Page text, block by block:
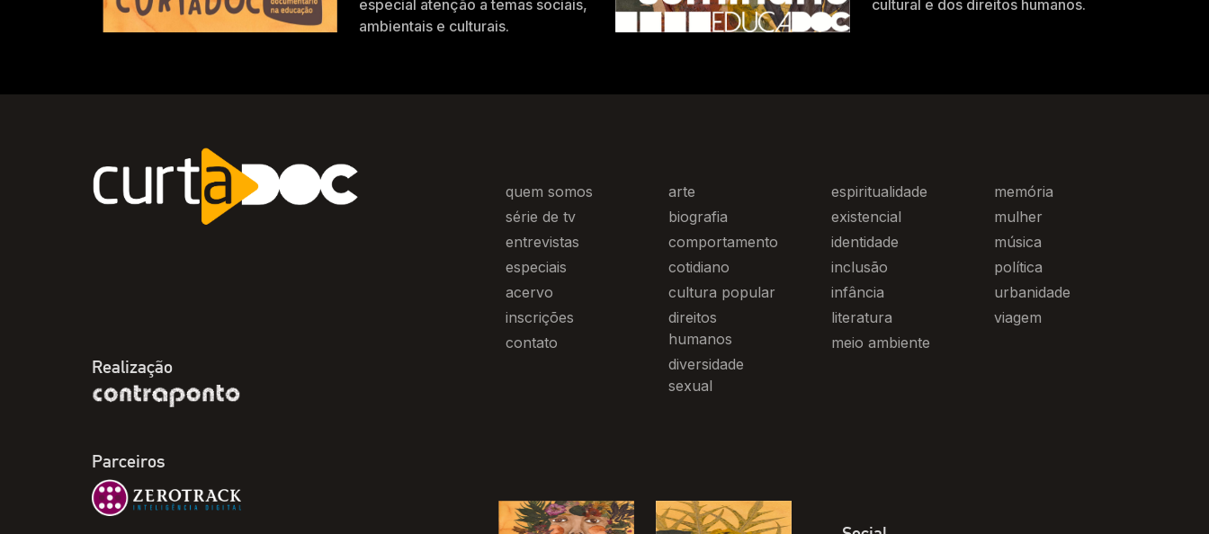
especial atenção a temas sociais,
ambientais e culturais.
cultural e dos direitos humanos.
Realização
Parceiros
quem somos
série de tv
entrevistas
especiais
acervo
inscrições
contato
arte
biografia
comportamento
cotidiano
cultura popular
direitos
humanos
diversidade
sexual
espiritualidade
existencial
identidade
inclusão
infância
literatura
meio ambiente
memória
mulher
música
política
urbanidade
viagem